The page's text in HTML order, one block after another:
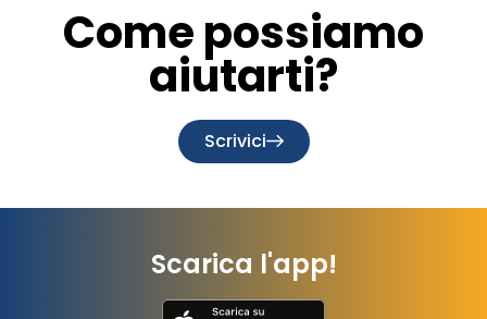
Come possiamo
aiutarti?
Scrivici
Scarica l'app!